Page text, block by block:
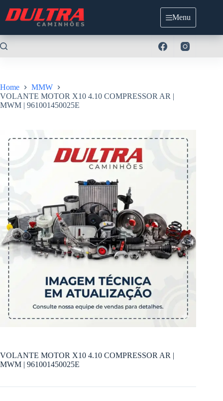
para
Menu
Home
MMW
VOLANTE MOTOR X10 4.10 COMPRESSOR AR |
MWM | 961001450025E
VOLANTE MOTOR X10 4.10 COMPRESSOR AR |
MWM | 961001450025E